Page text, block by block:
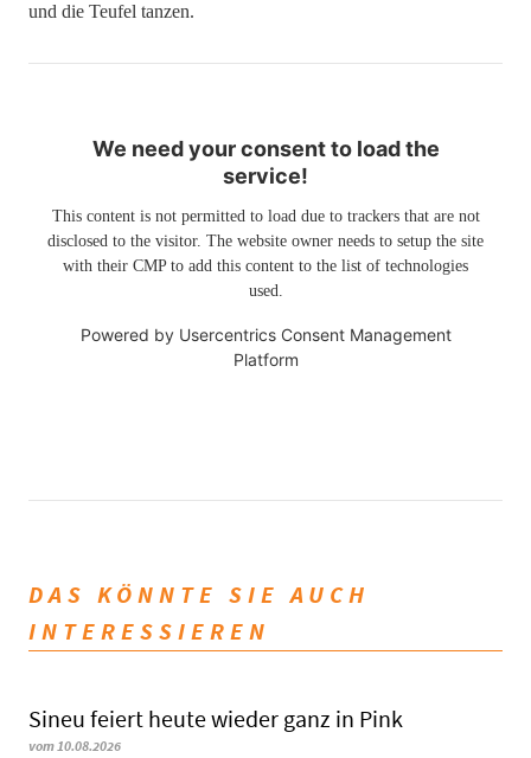
und die Teufel tanzen.
We need your consent to load the
service!
This content is not permitted to load due to trackers that are not
disclosed to the visitor. The website owner needs to setup the site
with their CMP to add this content to the list of technologies
used.
Powered by Usercentrics Consent Management
Platform
DAS KÖNNTE SIE AUCH
INTERESSIEREN
Sineu feiert heute wieder ganz in Pink
vom 10.08.2026